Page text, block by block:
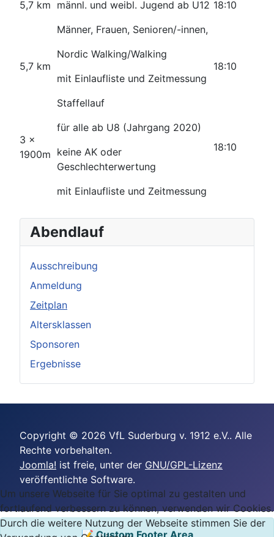
Abendlauf
Ausschreibung
Anmeldung
Zeitplan
Altersklassen
Sponsoren
Ergebnisse
5,7 km männl. und weibl. Jugend ab U12
Männer, Frauen, Senioren/-innen,
18:10
5,7 km
Nordic Walking/Walking
mit Einlaufliste und Zeitmessung
18:10
3 x
1900m
Staffellauf
für alle ab U8 (Jahrgang 2020)
keine AK oder
Geschlechterwertung
mit Einlaufliste und Zeitmessung
18:10
Copyright © 2026 VfL Suderburg v. 1912 e.V.. Alle
Rechte vorbehalten.
Joomla! ist freie, unter der GNU/GPL-Lizenz
veröffentlichte Software.
Um unsere Webseite für Sie optimal zu gestalten und
fortlaufend verbessern zu können, verwenden wir Cookies.
Durch die weitere Nutzung der Webseite stimmen Sie der